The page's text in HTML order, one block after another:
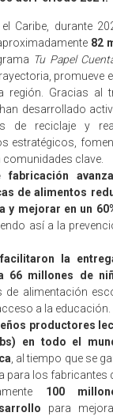
Tu Papel
promueve
región. Gracias al
desarrollado
de reciclaje y
estratégicos,
clave.
fabricación
de alimentos
y mejorar en un
así a la
facilitaron la
66 millones de
de alimentación
a la educación.
productores
en todo el
, al tiempo que se
para los fabricantes
100
para
de cartón